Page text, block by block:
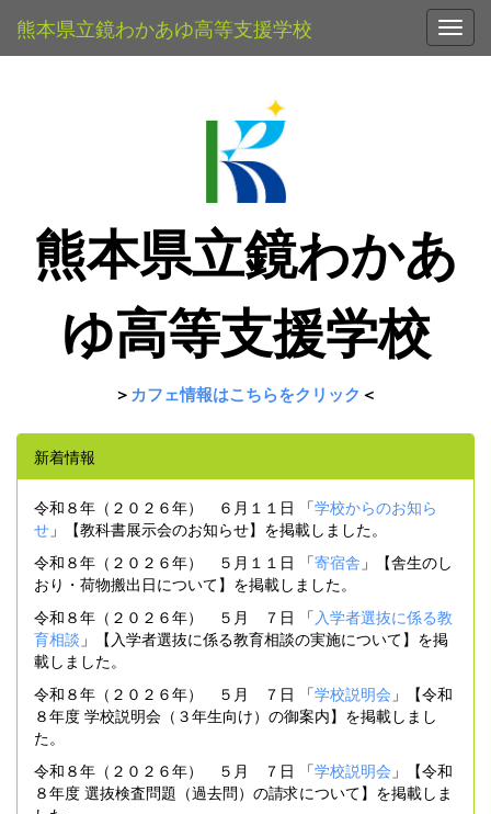
熊本県立鏡わかあゆ高等支援学校
熊本県立鏡わかあ
ゆ高等支援学校
＞ カフェ情報はこちらをクリック ＜
新着情報
令和８年（２０２６年） ６月１１日 「学校からのお知ら
せ 」【教科書展示会のお知らせ】を掲載しました。
令和８年（２０２６年） ５月１１日 「寄宿舎 」【舎生のし
おり・荷物搬出日について】を掲載しました。
令和８年（２０２６年） ５月 ７日 「入学者選抜に係る教
育相談 」【入学者選抜に係る教育相談の実施について】を掲
載しました。
令和８年（２０２６年） ５月 ７日 「学校説明会 」【令和
８年度 学校説明会（３年生向け）の御案内】を掲載しまし
た。
令和８年（２０２６年） ５月 ７日 「学校説明会 」【令和
８年度 選抜検査問題（過去問）の請求について】を掲載しま